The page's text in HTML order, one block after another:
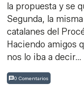
la propuesta y se
Segunda, la
catalanes del
Haciendo amigos
nos lo iba a decir…
0 Comentarios